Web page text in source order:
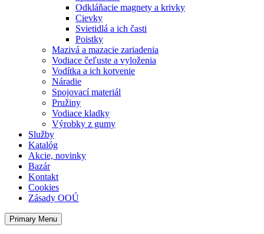
Odkláňacie magnety a krivky
Cievky
Svietidlá a ich časti
Poistky
Mazivá a mazacie zariadenia
Vodiace čeľuste a vyloženia
Vodítka a ich kotvenie
Náradie
Spojovací materiál
Pružiny
Vodiace kladky
Výrobky z gumy
Služby
Katalóg
Akcie, novinky
Bazár
Kontakt
Cookies
Zásady OOÚ
Primary Menu